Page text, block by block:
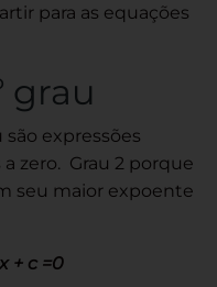
para as equações
grau
expressões
zero. Grau 2 porque
seu maior expoente
+ c =0